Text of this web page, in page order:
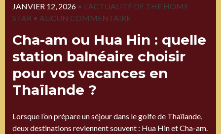
JANVIER 12, 2026 • L'ACTUALITÉ DE THE HOME
STAR • AUCUN COMMENTAIRE
Cha-am ou Hua Hin : quelle
station balnéaire choisir
pour vos vacances en
Thaïlande ?
Lorsque l’on prépare un séjour dans le golfe de Thaïlande,
deux destinations reviennent souvent : Hua Hin et Cha-am.